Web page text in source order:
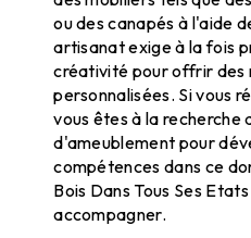
ou des canapés à l'aide
artisanat exige à la fois
créativité pour offrir des
personnalisées. Si vous
vous êtes à la recherche
d'ameublement pour
compétences dans ce
Bois Dans Tous Ses
accompagner.